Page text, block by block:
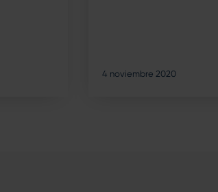
4 noviembre 2020